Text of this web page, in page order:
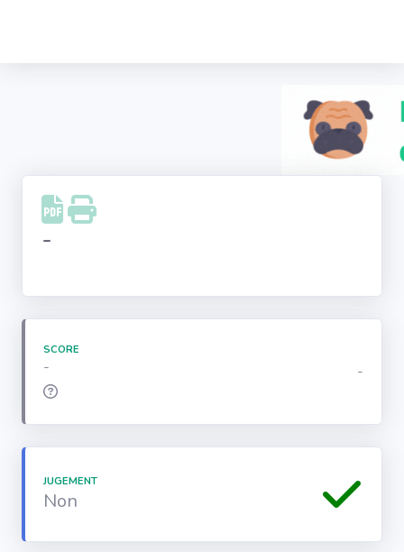
Facebook
Instagram
-
SCORE
- -
JUGEMENT
Non